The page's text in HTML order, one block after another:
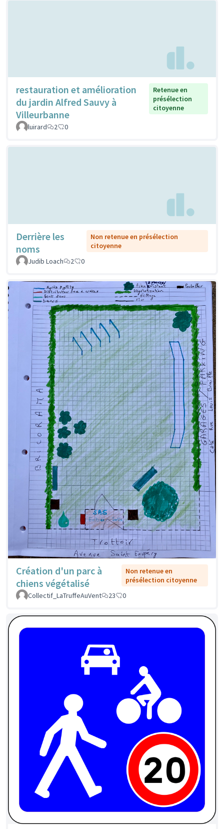
restauration et amélioration
du jardin Alfred Sauvy à
Villeurbanne
Retenue en
présélection
citoyenne
luirard 2 0
Derrière les
noms
Non retenue en présélection
citoyenne
Judib Loach
2 0
Création d'un parc à
chiens végétalisé
Non retenue en
présélection citoyenne
Collectif_LaTruffeAuVent
23 0